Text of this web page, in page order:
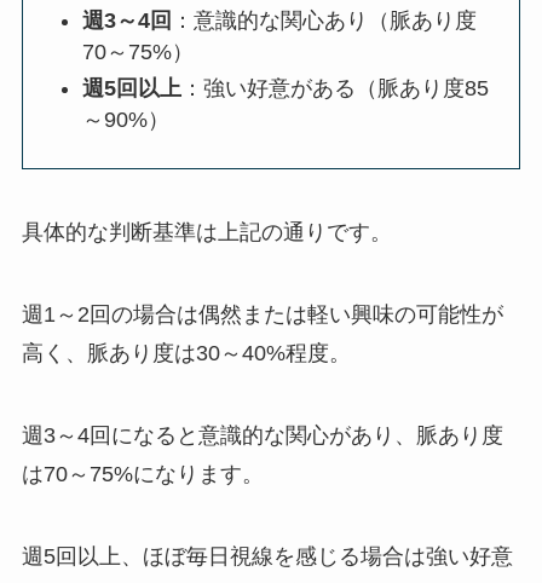
週3～4回 ：意識的な関心あり（脈あり度
70～75%）
週5回以上 ：強い好意がある（脈あり度85
～90%）
具体的な判断基準は上記の通りです。
週1～2回の場合は偶然または軽い興味の可能性が
高く、脈あり度は30～40%程度。
週3～4回になると意識的な関心があり、脈あり度
は70～75%になります。
週5回以上、ほぼ毎日視線を感じる場合は強い好意